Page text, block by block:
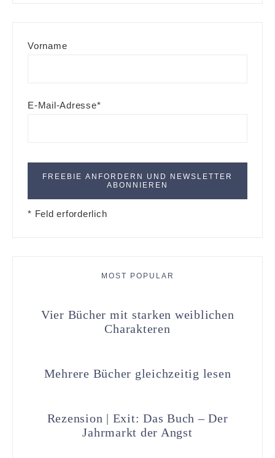
Vorname
E-Mail-Adresse*
* Feld erforderlich
MOST POPULAR
Vier Bücher mit starken weiblichen
Charakteren
Mehrere Bücher gleichzeitig lesen
Rezension | Exit: Das Buch – Der
Jahrmarkt der Angst